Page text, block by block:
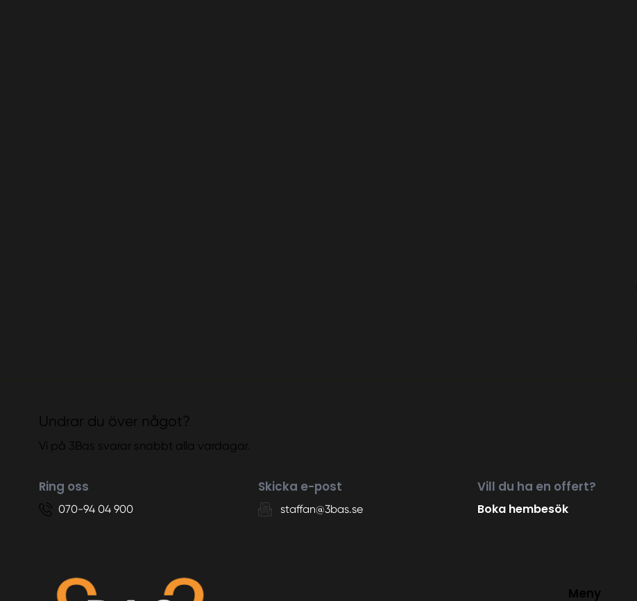
Undrar du över något?
Vi på 3Bas svarar snabbt alla vardagar.
Ring oss
070-94 04 900
Skicka e-post
staffan@3bas.se
Vill du ha en offert?
Boka hembesök
Meny